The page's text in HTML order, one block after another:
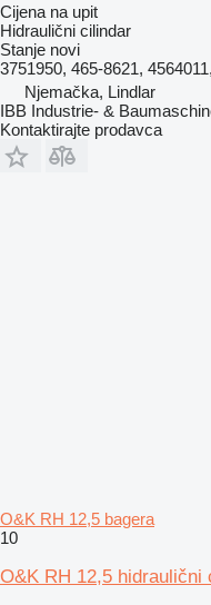
Cijena na upit
Hidraulični cilindar
Stanje novi
3751950, 465-8621,
Njemačka, Lindlar
IBB Industrie- &
Kontaktirajte prodavca
O&K RH 12,5 bagera
10
O&K RH 12,5 hidraulični